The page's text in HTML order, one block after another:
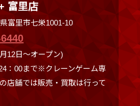
富里店
富里市七栄1001-10
12日～オープン)
：00まで※クレーンゲーム専
店舗では販売・買取は行って